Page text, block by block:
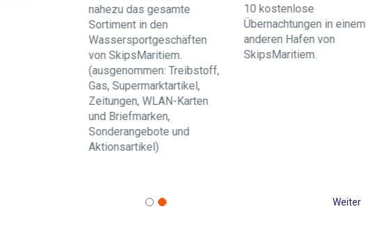
nahezu das gesamte
Sortiment in den
Wassersportgeschäften
von SkipsMaritiem.
(ausgenommen: Treibstoff,
Gas, Supermarktartikel,
Zeitungen, WLAN-Karten
und Briefmarken,
Sonderangebote und
Aktionsartikel)
10 kostenlose
Übernachtungen in einem
anderen Hafen von
SkipsMaritiem.
Weiter